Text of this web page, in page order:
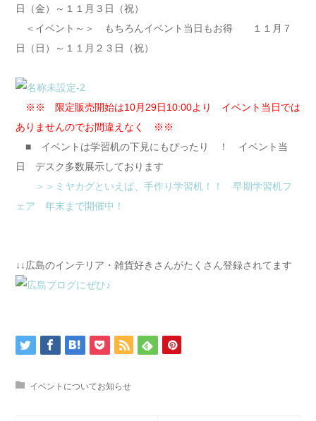
日（金）～１１月３日（祝）
＜イベント～＞ もちろんイベント当日もお得 １１月７
日（日）～１１月２３日（祝）
※※ 限定販売開始は10月29日10:00より イベント当日では
ありませんのでお間違えなく ※※
■ イベントは学習机の下見にもぴったり ！ イベント当
日 デスク多数展示しております
＞＞ミヤカグといえば、手作り学習机！！ 早期学習机フ
ェア 年末まで開催中！
↓↓広島のインテリア・雑貨好きさんがたくさん登録されてます
イベントについてお知らせ